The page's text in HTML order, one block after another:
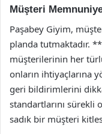
Müşteri
Paşabey Giyim,
planda tutmaktadır.
müşterilerinin her
onların ihtiyaçlarına
geri bildirimlerini
standartlarını sürekli
sadık bir müşteri